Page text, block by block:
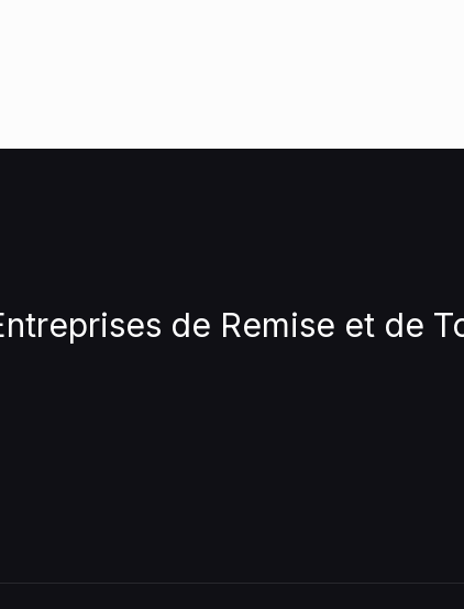
de Remise et de